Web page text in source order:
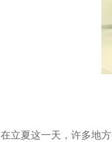
在立夏这一天，许多地